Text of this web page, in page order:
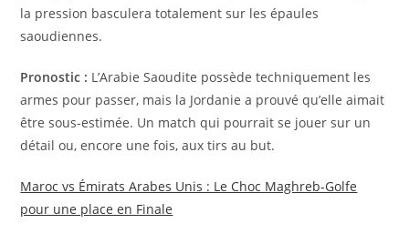
la pression basculera totalement sur les épaules
saoudiennes.
Pronostic : L’Arabie Saoudite possède techniquement les
armes pour passer, mais la Jordanie a prouvé qu’elle aimait
être sous-estimée. Un match qui pourrait se jouer sur un
détail ou, encore une fois, aux tirs au but.
Maroc vs Émirats Arabes Unis : Le Choc Maghreb-Golfe
pour une place en Finale